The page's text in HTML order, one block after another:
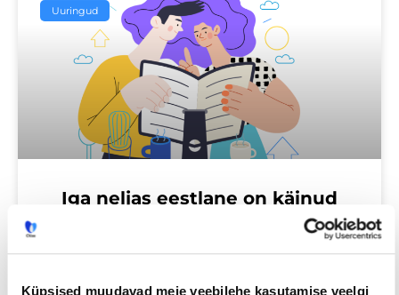
Küpsised muudavad meie veebilehe kasutamise veelgi
Uuringud
Iga neljas eestlane on käinud
tööintervjuul ilma tegeliku
vahetuskavatsuseta